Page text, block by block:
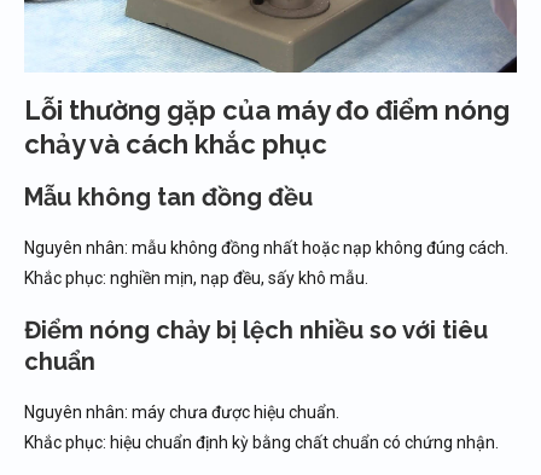
Lỗi thường gặp của máy đo điểm nóng
chảy và cách khắc phục
Mẫu không tan đồng đều
Nguyên nhân: mẫu không đồng nhất hoặc nạp không đúng cách.
Khắc phục: nghiền mịn, nạp đều, sấy khô mẫu.
Điểm nóng chảy bị lệch nhiều so với tiêu
chuẩn
Nguyên nhân: máy chưa được hiệu chuẩn.
Khắc phục: hiệu chuẩn định kỳ bằng chất chuẩn có chứng nhận.